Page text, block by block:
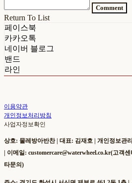
Comment
Return To List
페이스북
카카오톡
네이버 블로그
밴드
라인
이용약관
개인정보처리방침
사업자정보확인
상호: 물레방아반찬 | 대표: 김재호 | 개인정보관
| 이메일: customercare@waterwheel.co.kr(고객
타문의)